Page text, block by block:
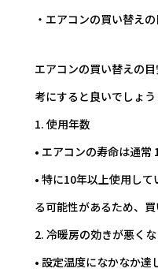
・エアコンの買い替え
エアコンの買い替えの
考にすると良いでしょう
1. 使用年数
• エアコンの寿命は通常
• 特に10年以上使用し
る可能性があるため、買
2. 冷暖房の効きが悪く
• 設定温度になかなか達